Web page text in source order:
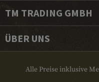
TM TRADING GMBH
ÜBER UNS
Alle Preise inklusive